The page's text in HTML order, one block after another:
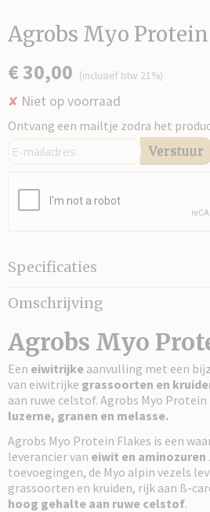
Agrobs Myo
€ 30,00 (inclusief btw 21%)
✘ Niet op voorraad
Ontvang een mailtje zodra het
Verstuur
Specificaties
Netto gewicht
Omschrijving
Agrobs Myo
Een eiwitrijke aanvulling met een
van eiwitrijke grassoorten en
aan ruwe celstof. Agrobs Myo Protein
luzerne, granen en melasse.
Agrobs Myo Protein Flakes is een
leverancier van eiwit en aminozuren
toevoegingen, de Myo alpin vezels
grassoorten en kruiden, rijk aan ß-
hoog gehalte aan ruwe celstof.